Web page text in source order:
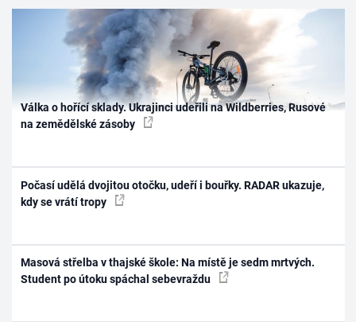
Válka o hořící sklady. Ukrajinci udeřili na Wildberries, Rusové
na zemědělské zásoby
Počasí udělá dvojitou otočku, udeří i bouřky. RADAR ukazuje,
kdy se vrátí tropy
Masová střelba v thajské škole: Na místě je sedm mrtvých.
Student po útoku spáchal sebevraždu